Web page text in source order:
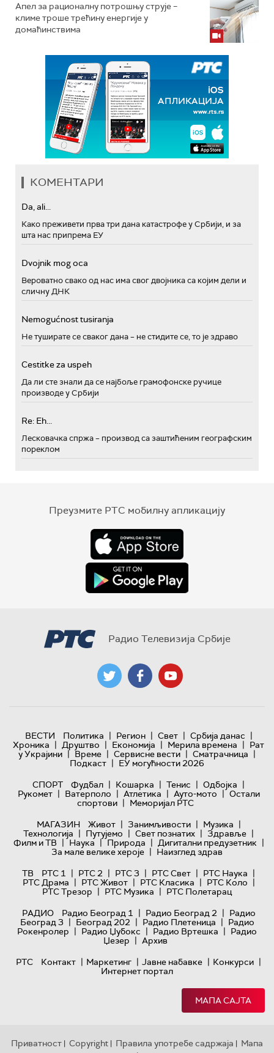
Апел за рационалну потрошњу струје –
климе троше трећину енергије у
домаћинствима
КОМЕНТАРИ
Da, ali...
Како преживети прва три дана катастрофе у Србији, и за
шта нас припрема ЕУ
Dvojnik mog oca
Вероватно свако од нас има свог двојника са којим дели и
сличну ДНК
Nemogućnost tusiranja
Не туширате се сваког дана – не стидите се, то је здраво
Cestitke za uspeh
Да ли сте знали да се најбоље грамофонске ручице
производе у Србији
Re: Eh...
Лесковачка спржа – производ са заштићеним географским
пореклом
Преузмите РТС мобилну апликацију
Радио Телевизија Србије
ВЕСТИ Политика | Регион | Свет | Србија данас |
Хроника | Друштво | Економија | Мерила времена | Рат
у Украјини | Време | Сервисне вести | Сматрачница |
Подкаст | ЕУ могућности 2026
СПОРТ
Фудбал | Кошарка | Тенис | Одбојка |
Рукомет | Ватерполо | Атлетика | Ауто-мото | Остали
спортови | Меморијал РТС
МАГАЗИН
Живот | Занимљивости | Музика |
Технологијa | Путујемо | Свет познатих | Здравље |
Филм и ТВ | Наука | Природа | Дигитални предузетник |
За мале велике хероје | Наизглед здрав
ТВ
РТС 1 | РТС 2 | РТС 3 | РТС Свет | РТС Наука |
РТС Драма | РТС Живот | РТС Класика | РТС Коло |
РТС Трезор | РТС Музика | РТС Полетарац
РАДИО
Радио Београд 1 | Радио Београд 2 | Радио
Београд 3 | Београд 202 | Радио Плетеница | Радио
Рокенролер | Радио Џубокс | Радио Вртешка | Радио
Џезер | Архив
РТС
Контакт | Маркетинг | Јавне набавке | Конкурси |
Интернет портал
МАПА САЈТА
Приватност | Copyright | Правила употребе садржаја | Мапа